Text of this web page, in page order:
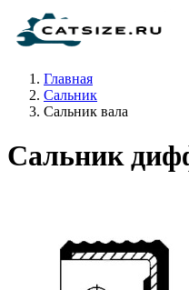
Главная
Сальник
Сальник вала
Сальник